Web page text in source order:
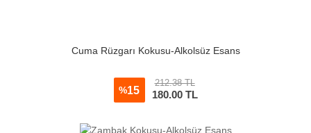
Cuma Rüzgarı Kokusu-Alkolsüz Esans
%15
212.38 TL
180.00TL